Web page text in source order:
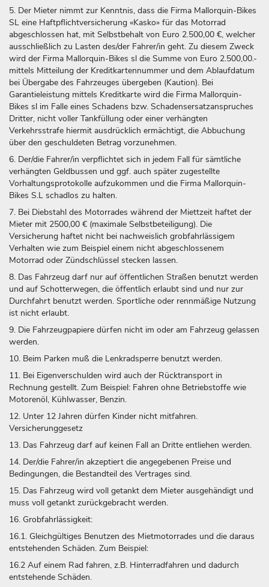
5. Der Mieter nimmt zur Kenntnis, dass die Firma Mallorquin-Bikes
SL eine Haftpflichtversicherung «Kasko» für das Motorrad
abgeschlossen hat, mit Selbstbehalt von Euro 2.500,00 €, welcher
ausschließlich zu Lasten des/der Fahrer/in geht. Zu diesem Zweck
wird der Firma Mallorquin-Bikes sl die Summe von Euro 2.500,00.-
mittels Mitteilung der Kreditkartennummer und dem Ablaufdatum
bei Übergabe des Fahrzeuges übergeben (Kaution). Bei
Garantieleistung mittels Kreditkarte wird die Firma Mallorquin-
Bikes sl im Falle eines Schadens bzw. Schadensersatzanspruches
Dritter, nicht voller Tankfüllung oder einer verhängten
Verkehrsstrafe hiermit ausdrücklich ermächtigt, die Abbuchung
über den geschuldeten Betrag vorzunehmen.
6. Der/die Fahrer/in verpflichtet sich in jedem Fall für sämtliche
verhängten Geldbussen und ggf. auch später zugestellte
Vorhaltungsprotokolle aufzukommen und die Firma Mallorquin-
Bikes S.L schadlos zu halten.
7. Bei Diebstahl des Motorrades während der Miettzeit haftet der
Mieter mit 2500,00 € (maximale Selbstbeteiligung). Die
Versicherung haftet nicht bei nachweislich grobfahrlässigem
Verhalten wie zum Beispiel einem nicht abgeschlossenem
Motorrad oder Zündschlüssel stecken lassen.
8. Das Fahrzeug darf nur auf öffentlichen Straßen benutzt werden
und auf Schotterwegen, die öffentlich erlaubt sind und nur zur
Durchfahrt benutzt werden. Sportliche oder rennmäßige Nutzung
ist nicht erlaubt.
9. Die Fahrzeugpapiere dürfen nicht im oder am Fahrzeug gelassen
werden.
10. Beim Parken muß die Lenkradsperre benutzt werden.
11. Bei Eigenverschulden wird auch der Rücktransport in
Rechnung gestellt. Zum Beispiel: Fahren ohne Betriebstoffe wie
Motorenöl, Kühlwasser, Benzin.
12. Unter 12 Jahren dürfen Kinder nicht mitfahren.
Versicherunggesetz
13. Das Fahrzeug darf auf keinen Fall an Dritte entliehen werden.
14. Der/die Fahrer/in akzeptiert die angegebenen Preise und
Bedingungen, die Bestandteil des Vertrages sind.
15. Das Fahrzeug wird voll getankt dem Mieter ausgehändigt und
muss voll getankt zurückgebracht werden.
16. Grobfahrlässigkeit:
16.1. Gleichgültiges Benutzen des Mietmotorrades und die daraus
entstehenden Schäden. Zum Beispiel:
16.2 Auf einem Rad fahren, z.B. Hinterradfahren und dadurch
entstehende Schäden.